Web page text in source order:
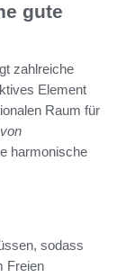
gute
zahlreiche
Element
Raum für
harmonische
sodass
Freien